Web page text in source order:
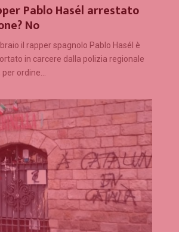
Pablo Hasél arrestato
No
il rapper spagnolo Pablo Hasél è
in carcere dalla polizia regionale
ordine...